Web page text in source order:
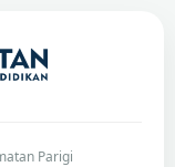
Parigi